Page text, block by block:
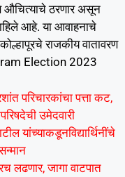
औचित्याचे ठरणार असून
आहे. या आवाहनाचे
राजकीय वातावरण
Election 2023
परिचारकांचा पत्ता कट,
उमेदवारी
यांच्याकडूनविद्यार्थिनींचे
लढणार, जागा वाटपात